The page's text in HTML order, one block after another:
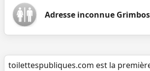
Adresse inconnue
toilettespubliques.com est la